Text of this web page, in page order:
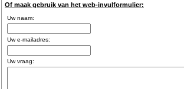
Of maak gebruik van het web-invulformulier:
Uw naam:
Uw e-mailadres:
Uw vraag: